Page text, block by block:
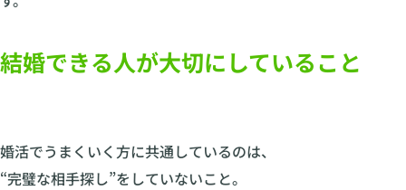
結婚できる人が大切にしていること
婚活でうまくいく方に共通しているのは、
“完璧な相手探し”をしていないこと。